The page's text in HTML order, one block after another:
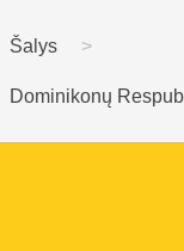
Šalys
Dominikonų